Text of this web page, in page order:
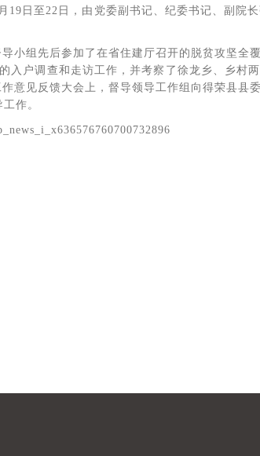
日至22日，由党委副书记、纪委书记、副院
小组先后参加了在省住建厅召开的脱贫攻坚全
入户调查和走访工作，并考察了徐龙乡、乡村
意见反馈大会上，督导领导工作组向得荣县县
作。